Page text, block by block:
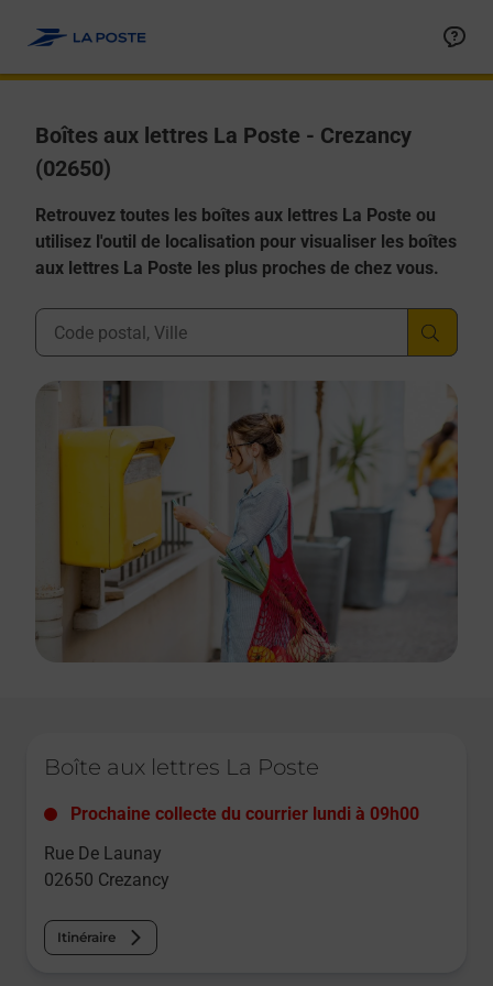
Boîtes aux lettres La Poste - Crezancy
(02650)
Retrouvez toutes les boîtes aux lettres La Poste ou
utilisez l'outil de localisation pour visualiser les boîtes
aux lettres La Poste les plus proches de chez vous.
Ville, Département, Code Postal
Boîte aux lettres La Poste
Prochaine collecte du courrier lundi à 09h00
Rue De Launay
02650 Crezancy
Itinéraire